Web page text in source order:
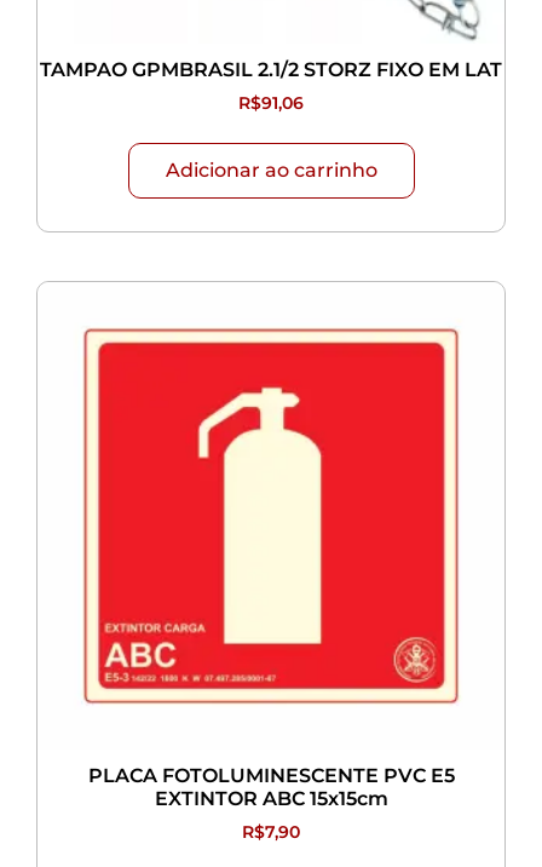
TAMPAO GPMBRASIL 2.1/2 STORZ FIXO EM LAT
R$91,06
Adicionar ao carrinho
PLACA FOTOLUMINESCENTE PVC E5
EXTINTOR ABC 15x15cm
R$7,90